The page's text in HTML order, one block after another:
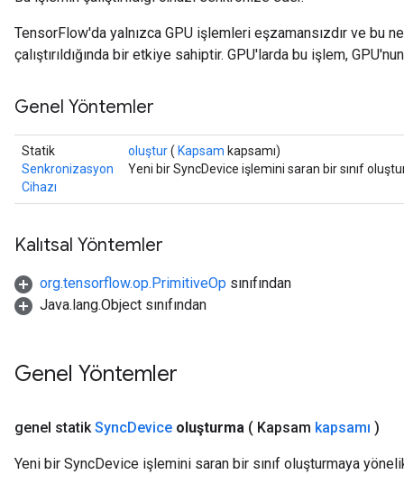
TensorFlow'da yalnızca GPU işlemleri eşzamansızdır ve bu
çalıştırıldığında bir etkiye sahiptir. GPU'larda bu işlem,
Genel Yöntemler
Statik
Senkronizasyon
Cihazı
oluştur( Kapsam kapsamı)
Yeni bir SyncDevice işlemini saran bir sınıf
Kalıtsal Yöntemler
org.tensorflow.op.PrimitiveOp sınıfından
Java.lang.Object sınıfından
Genel Yöntemler
genel statikSyncDevice oluşturma ( Kapsam kapsamı )
Yeni bir SyncDevice işlemini saran bir sınıf oluşturmaya